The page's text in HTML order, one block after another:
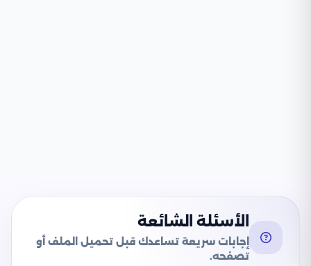
الأسئلة الشائعة
إجابات سريعة تساعدك قبل تحميل الملف أو
تصفحه.